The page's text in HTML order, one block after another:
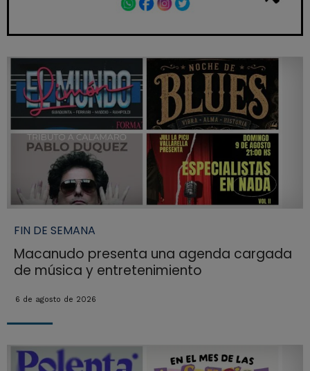
FIN DE SEMANA
Macanudo presenta una agenda cargada
de música y entretenimiento
6 de agosto de 2026